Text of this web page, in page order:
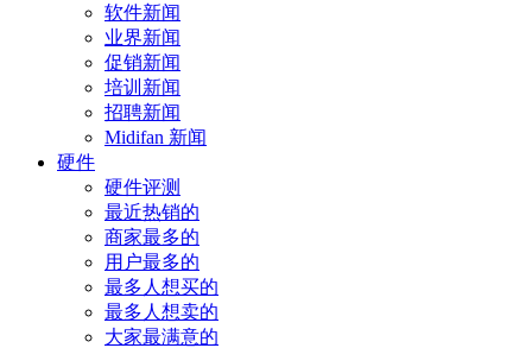
软件新闻
业界新闻
促销新闻
培训新闻
招聘新闻
Midifan 新闻
硬件
硬件评测
最近热销的
商家最多的
用户最多的
最多人想买的
最多人想卖的
大家最满意的